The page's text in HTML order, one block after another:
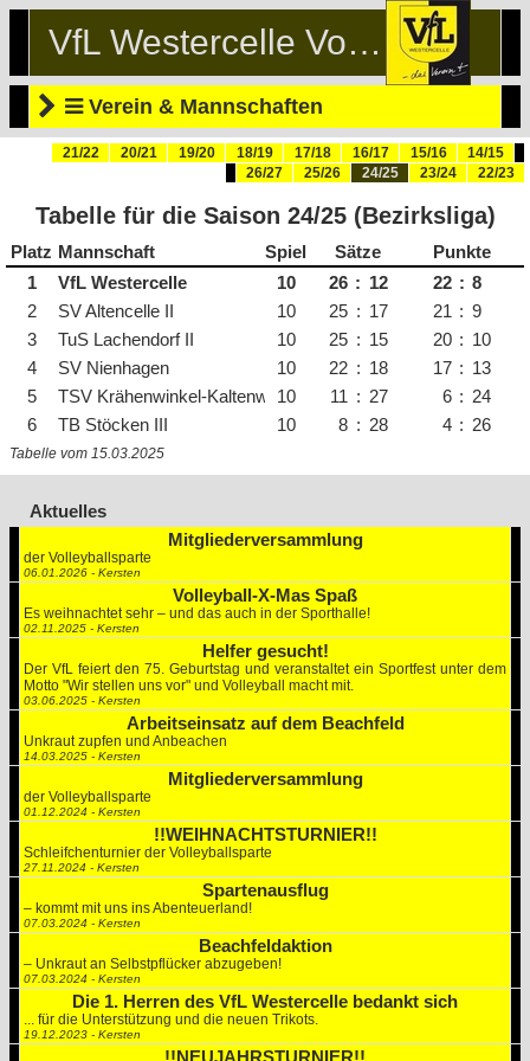
VfL Westercelle Volleyball
Verein & Mannschaften
14/15
15/16
16/17
17/18
18/19
19/20
20/21
21/22
22/23
23/24
24/25
25/26
26/27
Tabelle für die Saison 24/25 (Bezirksliga)
Platz Mannschaft Spiele Sätze
Punkte
1
VfL Westercelle 10 26 : 12 22 : 8
2
SV Altencelle II 10 25 : 17 21 : 9
3
TuS Lachendorf II 10 25 : 15 20 : 10
4
SV Nienhagen 10 22 : 18 17 : 13
5
TSV Krähenwinkel-Kaltenweide
10 11 : 27 6 : 24
6
TB Stöcken III 10 8 : 28 4 : 26
Tabelle vom 15.03.2025
Aktuelles
Mitgliederversammlung
der Volleyballsparte
06.01.2026 - Kersten
Volleyball-X-Mas Spaß
Es weihnachtet sehr – und das auch in der Sporthalle!
02.11.2025 - Kersten
Helfer gesucht!
Der VfL feiert den 75. Geburtstag und veranstaltet ein Sportfest unter dem
Motto "Wir stellen uns vor" und Volleyball macht mit.
03.06.2025 - Kersten
Arbeitseinsatz auf dem Beachfeld
Unkraut zupfen und Anbeachen
14.03.2025 - Kersten
Mitgliederversammlung
der Volleyballsparte
01.12.2024 - Kersten
!!WEIHNACHTSTURNIER!!
Schleifchenturnier der Volleyballsparte
27.11.2024 - Kersten
Spartenausflug
– kommt mit uns ins Abenteuerland!
07.03.2024 - Kersten
Beachfeldaktion
– Unkraut an Selbstpflücker abzugeben!
07.03.2024 - Kersten
Die 1. Herren des VfL Westercelle bedankt sich
... für die Unterstützung und die neuen Trikots.
19.12.2023 - Kersten
!!NEUJAHRSTURNIER!!